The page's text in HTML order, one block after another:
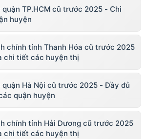
quận TP.HCM cũ trước 2025 - Chi
huyện
chính tỉnh Thanh Hóa cũ trước 2025
chi tiết các huyện thị
quận Hà Nội cũ trước 2025 - Đầy đủ
quận huyện
chính tỉnh Hải Dương cũ trước 2025
chi tiết các huyện thị